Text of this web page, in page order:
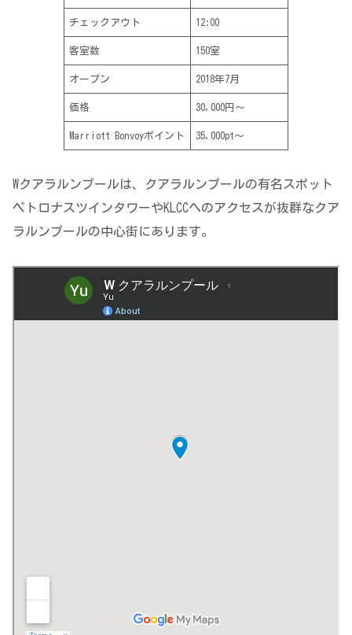
チェックアウト 12:00
客室数 150室
オープン 2018年7月
価格 30,000円〜
Marriott Bonvoyポイント 35,000pt〜
Wクアラルンプールは、クアラルンプールの有名スポット
ペトロナスツインタワーやKLCCへのアクセスが抜群なクア
ラルンプールの中心街にあります。